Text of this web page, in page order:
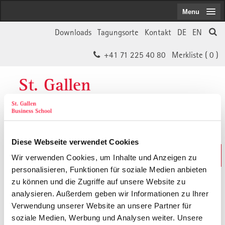
Diese Webseite verwendet Cookies
Wir verwenden Cookies, um Inhalte und Anzeigen zu
personalisieren, Funktionen für soziale Medien anbieten
zu können und die Zugriffe auf unsere Website zu
analysieren. Außerdem geben wir Informationen zu Ihrer
Verwendung unserer Website an unsere Partner für
soziale Medien, Werbung und Analysen weiter. Unsere
EN
DE
Kontakt
Tagungsorte
Downloads
Merkliste ( 0 )
+41 71 225 40 80
St. Gallen
Business School
Weiterbildungs-Suche
In 30 Sekunden das Passende finden
Menu
Der von Ihnen gesuchte Inhalt ist